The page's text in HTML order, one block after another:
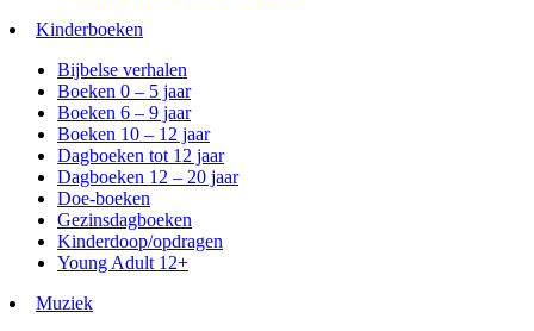
Kinderboeken
Bijbelse verhalen
Boeken 0 – 5 jaar
Boeken 6 – 9 jaar
Boeken 10 – 12 jaar
Dagboeken tot 12 jaar
Dagboeken 12 – 20 jaar
Doe-boeken
Gezinsdagboeken
Kinderdoop/opdragen
Young Adult 12+
Muziek